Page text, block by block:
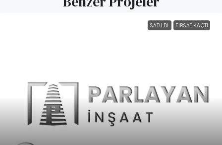
SATILDI FIRSAT KAÇTI